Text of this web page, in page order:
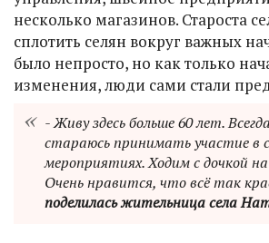
несколько магазинов. Староста
сплотить селян вокруг важных
было непросто, но как только
изменения, люди сами стали
- Живу здесь больше 60 лет.
стараюсь принимать участие в
мероприятиях. Ходим с дочкой
Очень нравится, что всё так
поделилась жительница села